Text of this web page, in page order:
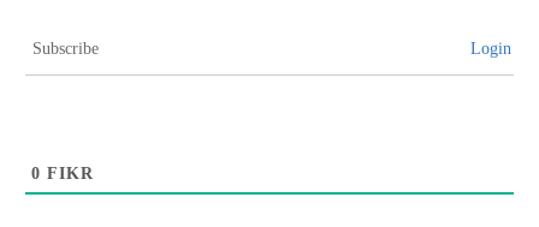
Subscribe Login
0 FIKR